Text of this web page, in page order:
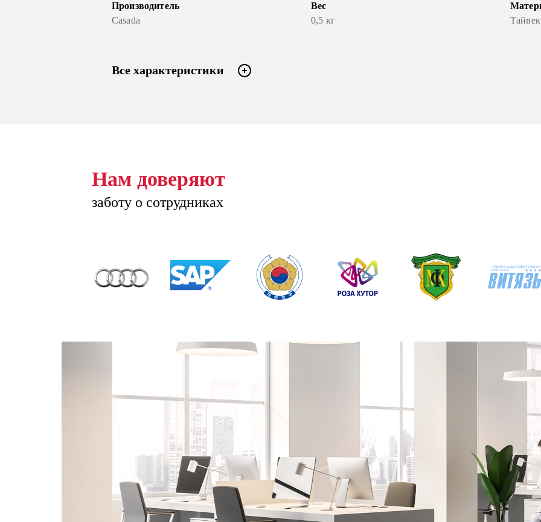
Производитель
Casada
Вес
0,5 кг
Тайвек
Все характеристики
Нам доверяют
заботу о сотрудниках